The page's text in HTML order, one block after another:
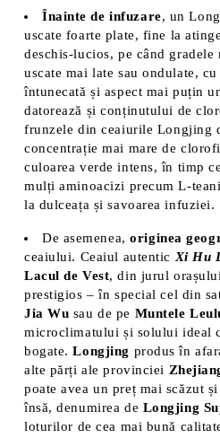
Înainte de infuzare, un
uscate foarte plate, fine la
deschis-lucios, pe când gradele
uscate mai late sau ondulate,
întunecată și aspect mai puțin
datorează și conținutului de
frunzele din ceaiurile Longjing
concentrație mai mare de
culoarea verde intens, în timp
mulți aminoacizi precum L-
la dulceața și savoarea infuziei.
De asemenea,originea
ceaiului. Ceaiul autentic Xi Hu
Lacul de Vest, din jurul
prestigios – în special cel din
Jia Wu sau de pe Muntele
microclimatului și solului ideal
bogate.Longjing produs în
alte părți ale provinciei
poate avea un preț mai scăzut
însă, denumirea de Longjing
loturilor de cea mai bună